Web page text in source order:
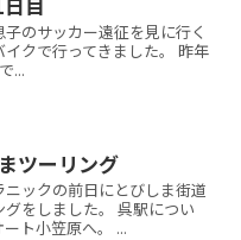
のサッカー遠征を見に行く
イクで行ってきました。 昨年
...
ツーリング
ニックの前日にとびしま街道
をしました。 呉駅につい
ト小笠原へ。 ...